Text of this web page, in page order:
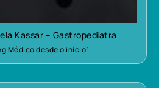
Kassar – Gastropediatra
Médico desde o início”